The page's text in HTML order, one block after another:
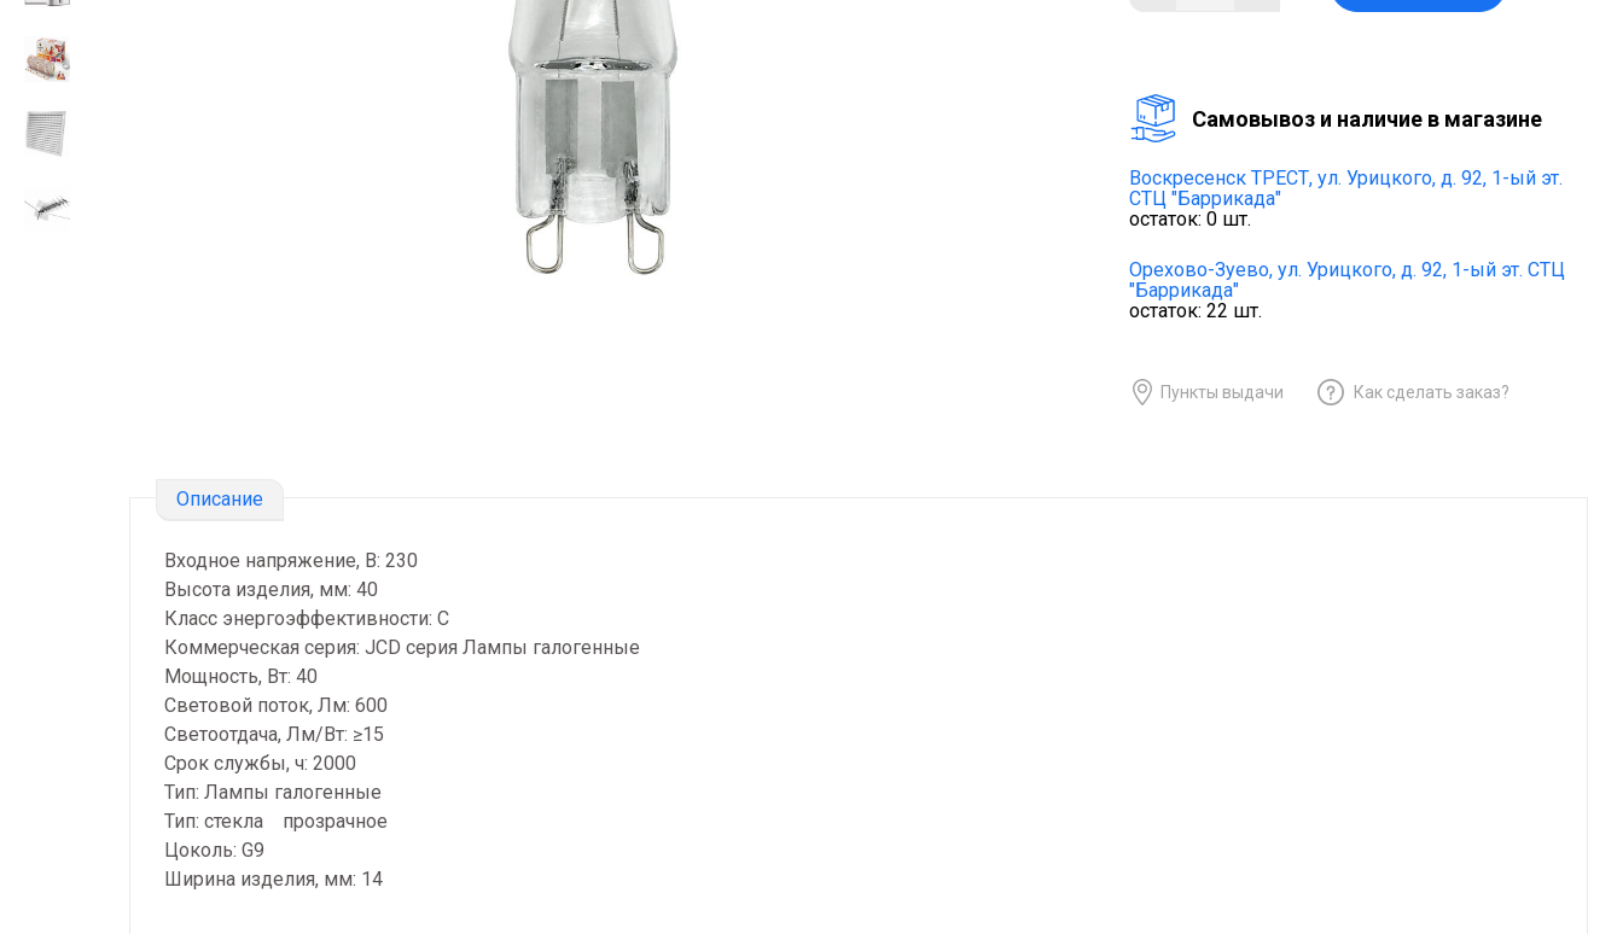
Cамовывоз и наличие в магазине
Воскресенск ТРЕСТ, ул. Урицкого, д. 92, 1-ый эт.
СТЦ "Баррикада"
остаток: 0 шт.
Орехово-Зуево, ул. Урицкого, д. 92, 1-ый эт. СТЦ
"Баррикада"
остаток: 22 шт.
Пункты выдачи Как сделать заказ?
Описание
Входное напряжение, В: 230
Высота изделия, мм: 40
Класс энергоэффективности: C
Коммерческая серия: JCD серия Лампы галогенные
Мощность, Вт: 40
Световой поток, Лм: 600
Светоотдача, Лм/Вт: ≥15
Срок службы, ч: 2000
Тип: Лампы галогенные
Тип: стекла прозрачное
Цоколь: G9
Ширина изделия, мм: 14